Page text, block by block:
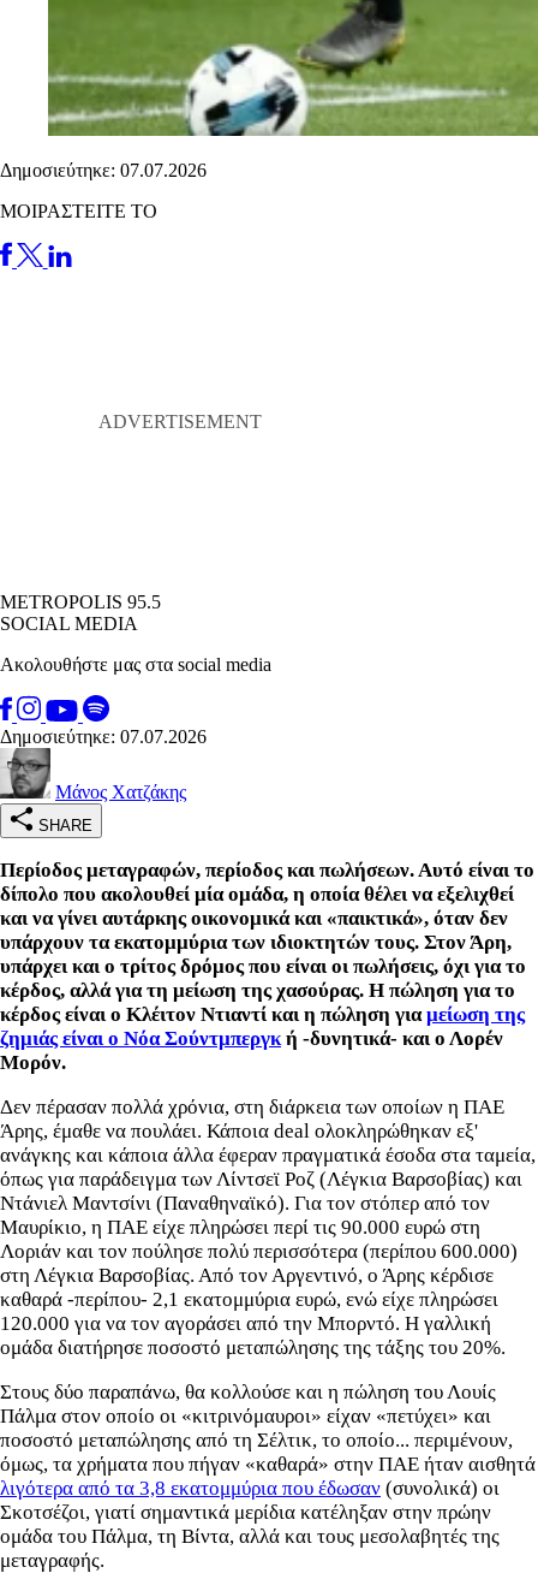
Δημοσιεύτηκε: 07.07.2026
ΜΟΙΡΑΣΤΕΙΤΕ ΤΟ
METROPOLIS 95.5
SOCIAL MEDIA
Ακολουθήστε μας στα social media
Δημοσιεύτηκε: 07.07.2026
Μάνος Χατζάκης
SHARE
Περίοδος μεταγραφών, περίοδος και πωλήσεων. Αυτό είναι το
δίπολο που ακολουθεί μία ομάδα, η οποία θέλει να εξελιχθεί
και να γίνει αυτάρκης οικονομικά και «παικτικά», όταν δεν
υπάρχουν τα εκατομμύρια των ιδιοκτητών τους. Στον Άρη,
υπάρχει και ο τρίτος δρόμος που είναι οι πωλήσεις, όχι για το
κέρδος, αλλά για τη μείωση της χασούρας. Η πώληση για το
κέρδος είναι ο Κλέιτον Ντιαντί και η πώληση γιαμείωση της
ζημιάς είναι ο Νόα Σούντμπεργκή -δυνητικά- και ο Λορέν
Μορόν.
Δεν πέρασαν πολλά χρόνια, στη διάρκεια των οποίων η ΠΑΕ
Άρης, έμαθε να πουλάει. Κάποια deal ολοκληρώθηκαν εξ'
ανάγκης και κάποια άλλα έφεραν πραγματικά έσοδα στα ταμεία,
όπως για παράδειγμα των Λίντσεϊ Ροζ (Λέγκια Βαρσοβίας) και
Ντάνιελ Μαντσίνι (Παναθηναϊκό). Για τον στόπερ από τον
Μαυρίκιο, η ΠΑΕ είχε πληρώσει περί τις 90.000 ευρώ στη
Λοριάν και τον πούλησε πολύ περισσότερα (περίπου 600.000)
στη Λέγκια Βαρσοβίας. Από τον Αργεντινό, ο Άρης κέρδισε
καθαρά -περίπου- 2,1 εκατομμύρια ευρώ, ενώ είχε πληρώσει
120.000 για να τον αγοράσει από την Μπορντό. Η γαλλική
ομάδα διατήρησε ποσοστό μεταπώλησης της τάξης του 20%.
Στους δύο παραπάνω, θα κολλούσε και η πώληση του Λουίς
Πάλμα στον οποίο οι «κιτρινόμαυροι» είχαν «πετύχει» και
ποσοστό μεταπώλησης από τη Σέλτικ, το οποίο... περιμένουν,
όμως, τα χρήματα που πήγαν «καθαρά» στην ΠΑΕ ήταν αισθητά
λιγότερα από τα 3,8 εκατομμύρια που έδωσαν (συνολικά) οι
Σκοτσέζοι, γιατί σημαντικά μερίδια κατέληξαν στην πρώην
ομάδα του Πάλμα, τη Βίντα, αλλά και τους μεσολαβητές της
μεταγραφής.